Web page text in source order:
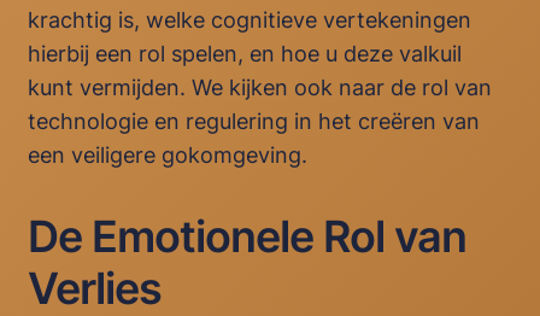
krachtig is, welke cognitieve vertekeningen
hierbij een rol spelen, en hoe u deze valkuil
kunt vermijden. We kijken ook naar de rol van
technologie en regulering in het creëren van
een veiligere gokomgeving.
De Emotionele Rol van
Verlies